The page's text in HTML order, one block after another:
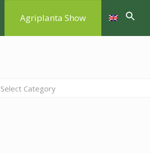
Agriplanta Show
Select Category